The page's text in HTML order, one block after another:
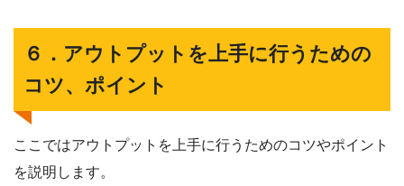
６．アウトプットを上手に行うための
コツ、ポイント
ここではアウトプットを上手に行うためのコツやポイント
を説明します。